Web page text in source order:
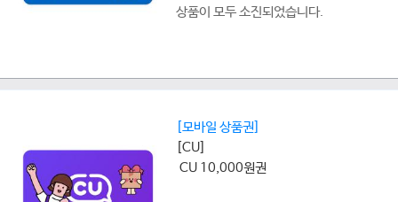
상품이 모두 소진되었습니다.
[모바일 상품권]
[CU]
CU 10,000원권